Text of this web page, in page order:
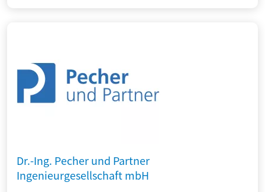
Dr.-Ing. Pecher und Partner
Ingenieurgesellschaft mbH